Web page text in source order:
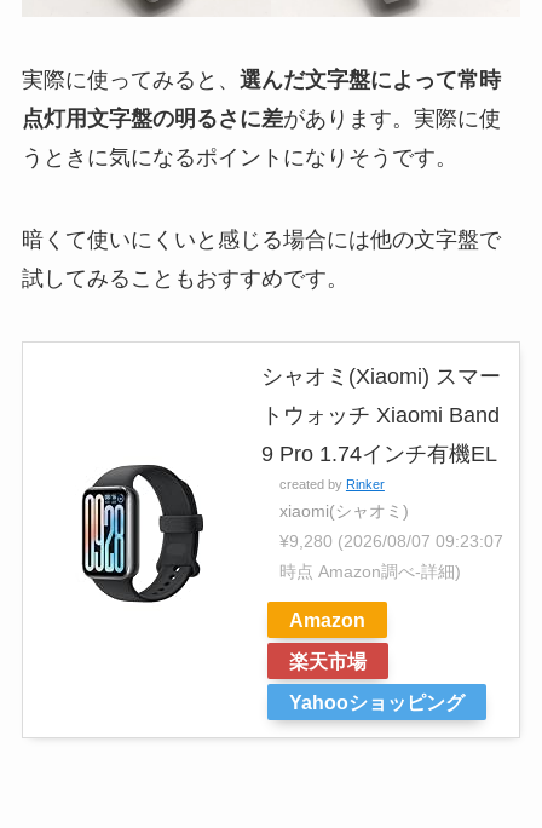
実際に使ってみると、 選んだ文字盤によって常時
点灯用文字盤の明るさに差があります。実際に使
うときに気になるポイントになりそうです。
暗くて使いにくいと感じる場合には他の文字盤で
試してみることもおすすめです。
シャオミ(Xiaomi) スマー
トウォッチ Xiaomi Band
9 Pro 1.74インチ有機EL
created by Rinker
xiaomi(シャオミ)
¥9,280 (2026/08/07 09:23:07
時点 Amazon調べ-詳細)
Amazon
楽天市場
Yahooショッピング